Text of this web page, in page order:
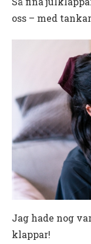
oss – med
Jag hade nog
klappar!